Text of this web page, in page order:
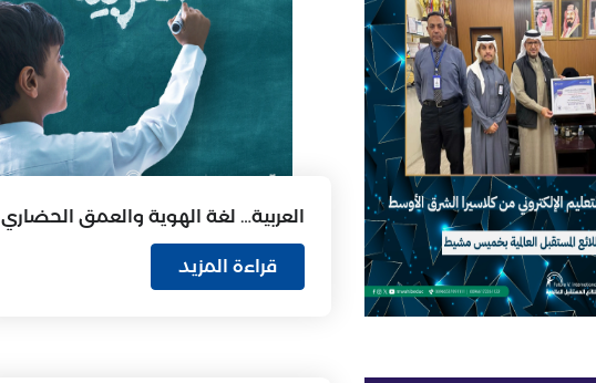
العربية… لغة الهوية والعمق الحضاري
قراءة المزيد